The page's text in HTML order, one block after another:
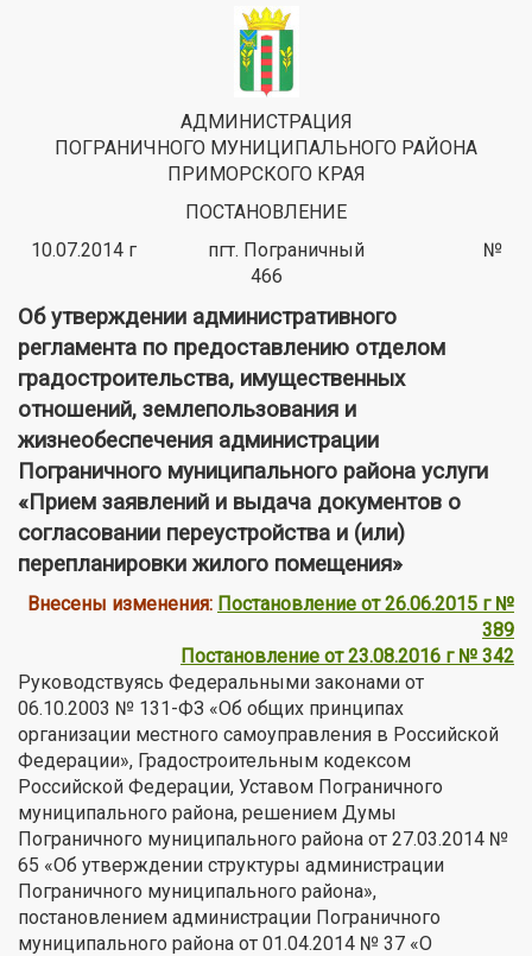
АДМИНИСТРАЦИЯ
ПОГРАНИЧНОГО МУНИЦИПАЛЬНОГО РАЙОНА
ПРИМОРСКОГО КРАЯ
ПОСТАНОВЛЕНИЕ
10.07.2014 г пгт. Пограничный №
466
Об утверждении административного
регламента по предоставлению отделом
градостроительства, имущественных
отношений, землепользования и
жизнеобеспечения администрации
Пограничного муниципального района услуги
«Прием заявлений и выдача документов о
согласовании переустройства и (или)
перепланировки жилого помещения»
Внесены изменения: Постановление от 26.06.2015 г №
389
Постановление от 23.08.2016 г № 342
Руководствуясь Федеральными законами от
06.10.2003 № 131-ФЗ «Об общих принципах
организации местного самоуправления в Российской
Федерации», Градостроительным кодексом
Российской Федерации, Уставом Пограничного
муниципального района, решением Думы
Пограничного муниципального района от 27.03.2014 №
65 «Об утверждении структуры администрации
Пограничного муниципального района»,
постановлением администрации Пограничного
муниципального района от 01.04.2014 № 37 «О